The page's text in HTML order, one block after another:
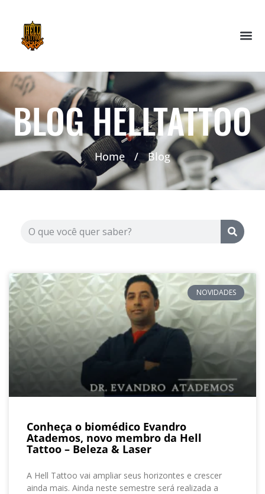
BLOG HELLTATTOO
Home / Blog
NOVIDADES
Conheça o biomédico Evandro
Atademos, novo membro da Hell
Tattoo – Beleza & Laser
A Hell Tattoo vai ampliar seus horizontes e crescer
ainda mais. Ainda neste semestre será realizada a